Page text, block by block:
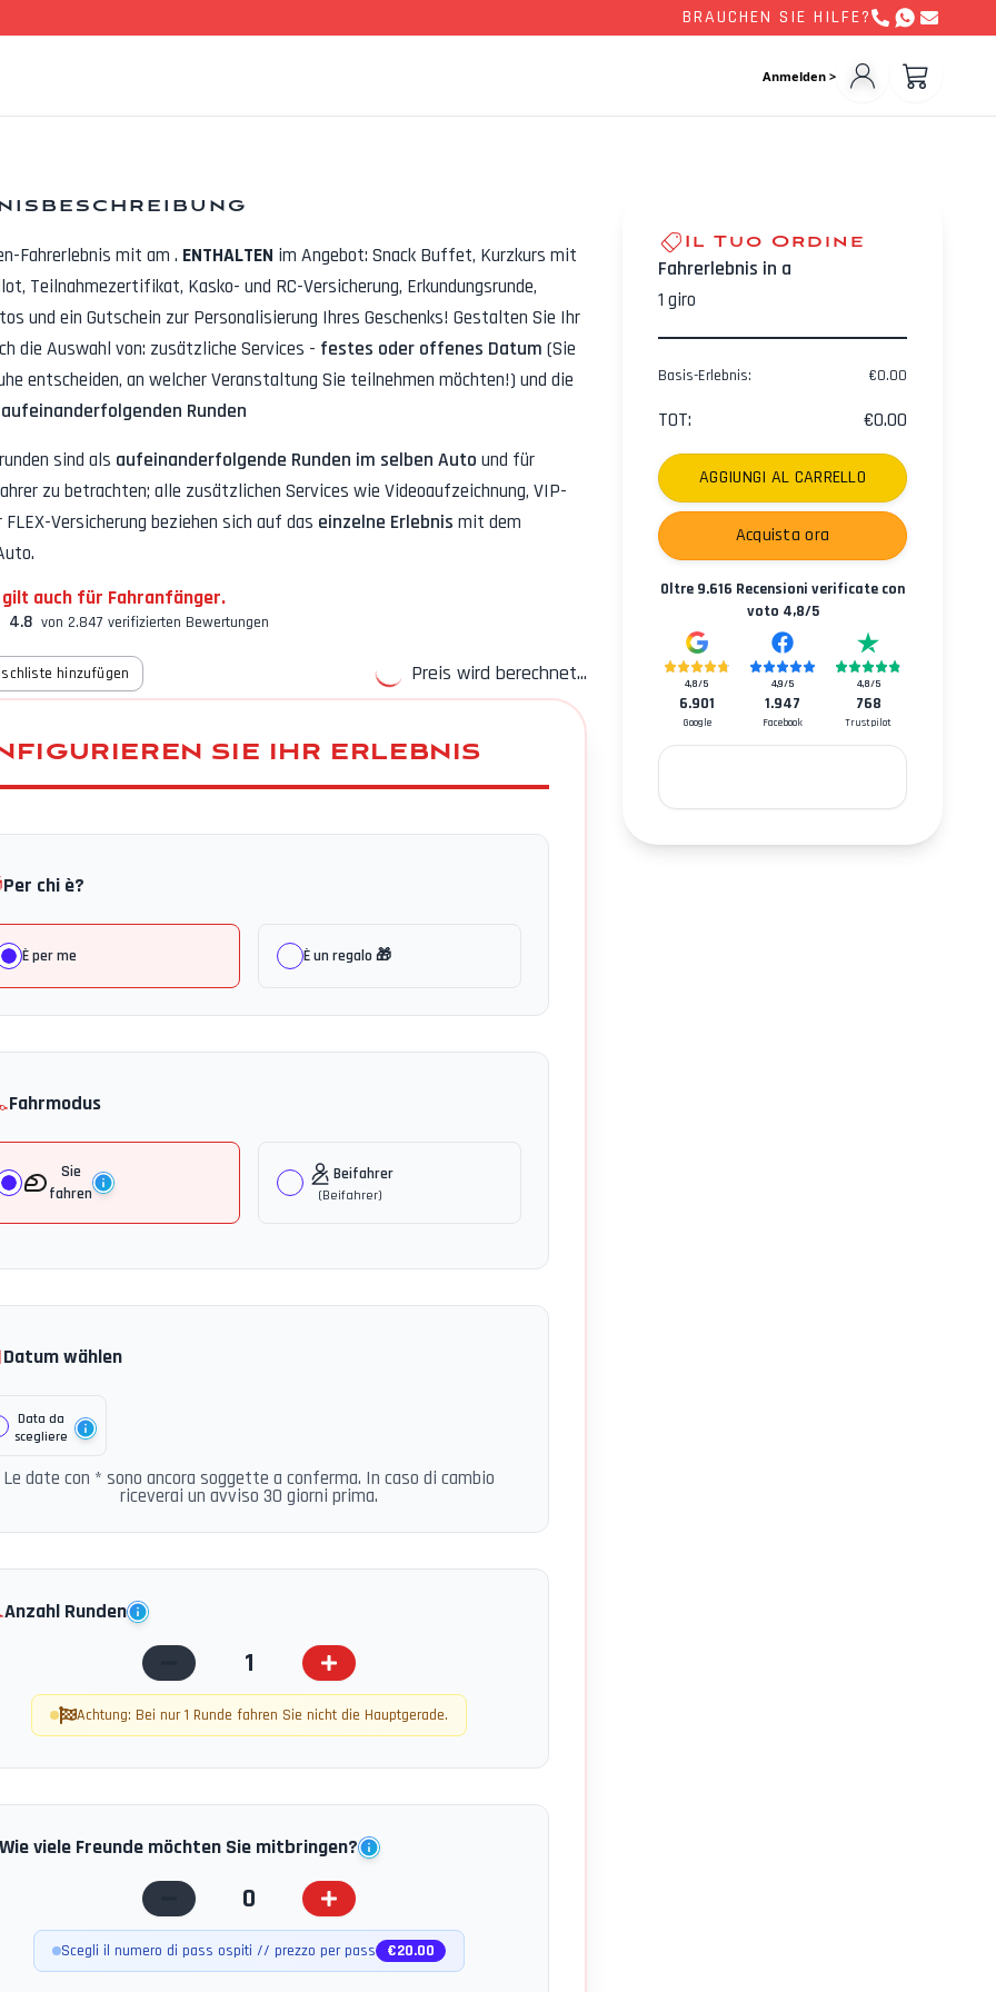
BRAUCHEN SIE HILFE?
Anmelden >
Fahrerlebnis mit am . ENTHALTEN im Angebot: Snack Buffet, Kurzkurs mit
Teilnahmezertifikat, Kasko- und RC-Versicherung, Erkundungsrunde,
und ein Gutschein zur Personalisierung Ihres Geschenks! Gestalten Sie Ihr
die Auswahl von: zusätzliche Services - festes oder offenes Datum (Sie
entscheiden, an welcher Veranstaltung Sie teilnehmen möchten!) und die
Runden
sind als aufeinanderfolgende Runden im selben Auto und für
zu betrachten; alle zusätzlichen Services wie Videoaufzeichnung, VIP-
Versicherung beziehen sich auf das einzelne Erlebnis mit dem
gilt auch für Fahranfänger.
4.8 von 2.847 verifizierten Bewertungen
hinzufügen Preis wird berechnet...
SIE IHR ERLEBNIS
Per chi è?
È per me È un regalo 🎁
Fahrmodus
Sie
fahren
Beifahrer
(Beifahrer)
Datum wählen
Data da
scegliere
Le date con * sono ancora soggette a conferma. In caso di cambio
riceverai un avviso 30 giorni prima.
Anzahl Runden
1
Achtung: Bei nur 1 Runde fahren Sie nicht die Hauptgerade.
Wie viele Freunde möchten Sie mitbringen?
0
Scegli il numero di pass ospiti // prezzo per pass €20.00
Il Tuo Ordine
Fahrerlebnis in a
1 giro
Basis-Erlebnis: €0.00
TOT: €0.00
AGGIUNGI AL CARRELLO
Acquista ora
Oltre 9.616 Recensioni verificate con
voto 4,8/5
4,8/5
6.901
Google
4,9/5
1.947
Facebook
4,8/5
768
Trustpilot